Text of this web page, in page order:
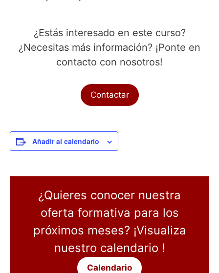
¿Estás interesado en este curso?
¿Necesitas más información? ¡Ponte en
contacto con nosotros!
Contactar
Añadir al calendario
¿Quieres conocer nuestra
oferta formativa para los
próximos meses? ¡Visualiza
nuestro calendario !
Calendario